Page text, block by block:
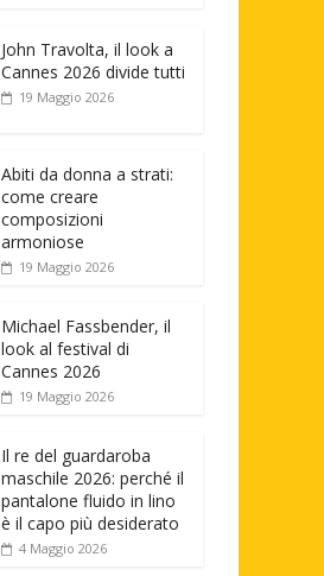
John Travolta, il look a
Cannes 2026 divide tutti
19 Maggio 2026
Abiti da donna a strati:
come creare
composizioni
armoniose
19 Maggio 2026
Michael Fassbender, il
look al festival di
Cannes 2026
19 Maggio 2026
Il re del guardaroba
maschile 2026: perché il
pantalone fluido in lino
è il capo più desiderato
4 Maggio 2026